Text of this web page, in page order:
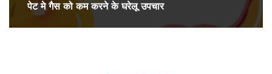
पेट मे गैस को कम करने के घरेलू उपचार